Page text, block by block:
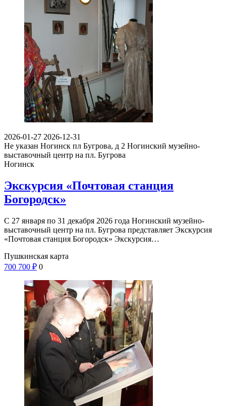
2026-01-27 2026-12-31
Не указан Ногинск пл Бугрова, д 2 Ногинский музейно-
выставочный центр на пл. Бугрова
Ногинск
Экскурсия «Почтовая станция
Богородск»
С 27 января по 31 декабря 2026 года Ногинский музейно-
выставочный центр на пл. Бугрова представляет Экскурсия
«Почтовая станция Богородск» Экскурсия…
Пушкинская карта
700 700 ₽ 0